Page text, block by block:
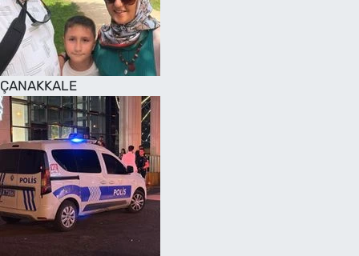
ÇANAKKALE
SAĞLIK
TV REHBERİ